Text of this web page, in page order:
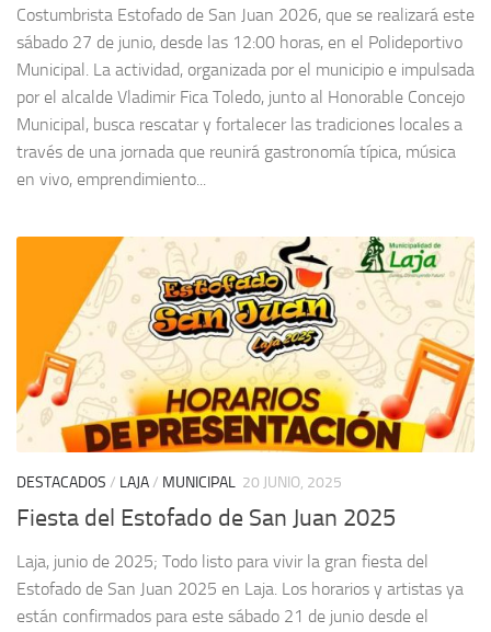
Costumbrista Estofado de San Juan 2026, que se realizará este
sábado 27 de junio, desde las 12:00 horas, en el Polideportivo
Municipal. La actividad, organizada por el municipio e impulsada
por el alcalde Vladimir Fica Toledo, junto al Honorable Concejo
Municipal, busca rescatar y fortalecer las tradiciones locales a
través de una jornada que reunirá gastronomía típica, música
en vivo, emprendimiento...
DESTACADOS / LAJA/ MUNICIPAL 20 JUNIO, 2025
Fiesta del Estofado de San Juan 2025
Laja, junio de 2025; Todo listo para vivir la gran fiesta del
Estofado de San Juan 2025 en Laja. Los horarios y artistas ya
están confirmados para este sábado 21 de junio desde el